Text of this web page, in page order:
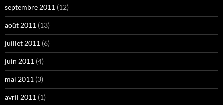
septembre 2011 (12)
août 2011 (13)
juillet 2011 (6)
juin 2011 (4)
mai 2011 (3)
avril 2011 (1)